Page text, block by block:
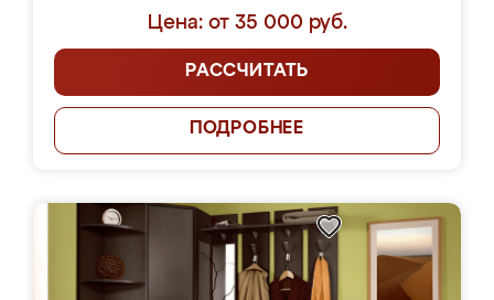
Цена: от 35 000 руб.
РАССЧИТАТЬ
ПОДРОБНЕЕ